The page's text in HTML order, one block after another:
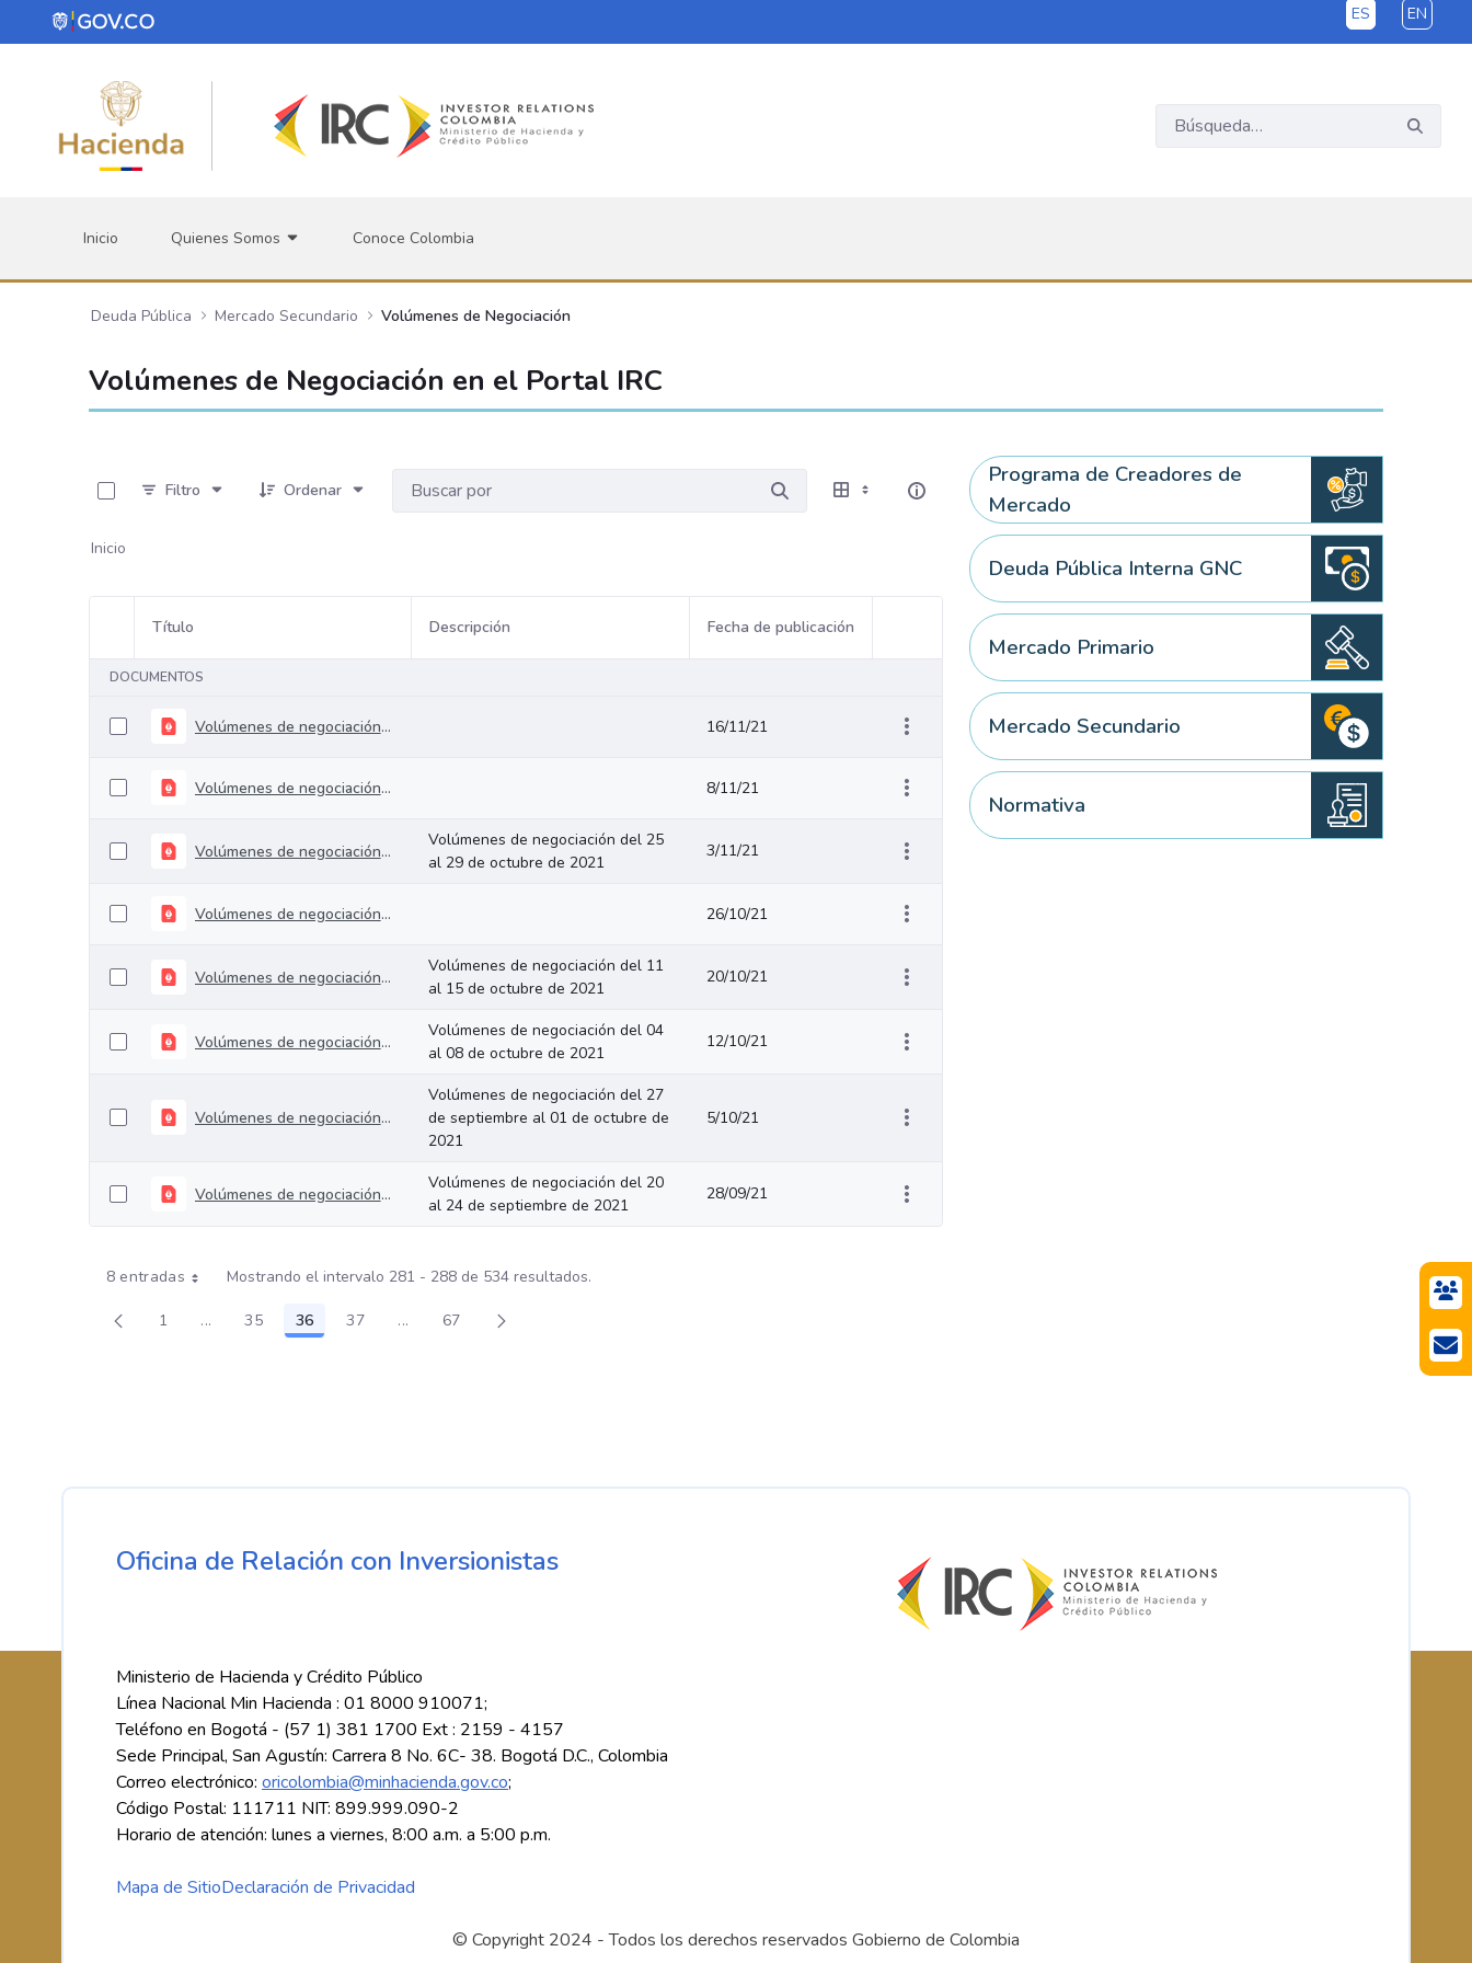
Saltar al contenido principal ES EN
Inicio Quienes Somos Conoce Colombia
Deuda Pública Mercado Secundario Volúmenes de Negociación
Volúmenes de Negociación en el Portal IRC
Filtro
Ordenar
Inicio
Selección del elemento
Título Descripción Fecha de publicación
Acciones del elemento
DOCUMENTOS
Volúmenes de negociación del 08 al 12 de noviembre de 2021 16/11/21
Volúmenes de negociación del 02 al 05 de noviembre de 2021 8/11/21
Volúmenes de negociación del 25 al 29 de octubre de 2021
Volúmenes de negociación del 25
al 29 de octubre de 2021
3/11/21
Volúmenes de negociación del 19 al 22 de octubre de 2021 26/10/21
Volúmenes de negociación del 11 al 15 de octubre de 2021
Volúmenes de negociación del 11
al 15 de octubre de 2021
20/10/21
Volúmenes de negociación del 04 al 08 de octubre de 2021
Volúmenes de negociación del 04
al 08 de octubre de 2021
12/10/21
Volúmenes de negociación del 27 de septiembre al 01 de octubre de 2021
Volúmenes de negociación del 27
de septiembre al 01 de octubre de
2021
5/10/21
Volúmenes de negociación del 20 al 24 de septiembre de 2021
Volúmenes de negociación del 20
al 24 de septiembre de 2021
28/09/21
8 entradas Mostrando el intervalo 281 - 288 de 534 resultados.
Página
1 ...Páginas intermedias Use TAB para desplazarse.
Página
35 Página
36 Página
37 ...Páginas intermedias Use TAB para desplazarse.
Página
67
Programa de Creadores de
Mercado
Deuda Pública Interna GNC
Mercado Primario
Mercado Secundario
Normativa
Oficina de Relación con Inversionistas
Ministerio de Hacienda y Crédito Público
Línea Nacional Min Hacienda : 01 8000 910071;
Teléfono en Bogotá - (57 1) 381 1700 Ext : 2159 - 4157
Sede Principal, San Agustín: Carrera 8 No. 6C- 38. Bogotá D.C., Colombia
Correo electrónico: oricolombia@minhacienda.gov.co;
Código Postal: 111711 NIT: 899.999.090-2
Horario de atención: lunes a viernes, 8:00 a.m. a 5:00 p.m.
Mapa de SitioDeclaración de Privacidad
© Copyright 2024 - Todos los derechos reservados Gobierno de Colombia